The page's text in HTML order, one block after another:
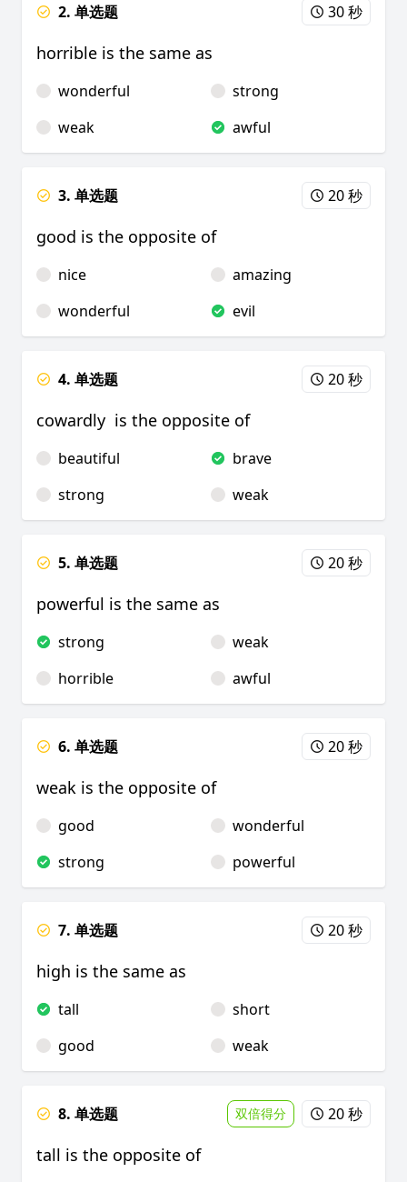
2. 单选题 30 秒
horrible is the same as
wonderful
strong
weak
awful
3. 单选题 20 秒
good is the opposite of
nice
amazing
wonderful
evil
4. 单选题 20 秒
cowardly is the opposite of
beautiful
brave
strong
weak
5. 单选题 20 秒
powerful is the same as
strong
weak
horrible
awful
6. 单选题 20 秒
weak is the opposite of
good
wonderful
strong
powerful
7. 单选题 20 秒
high is the same as
tall
short
good
weak
8. 单选题 双倍得分 20 秒
tall is the opposite of